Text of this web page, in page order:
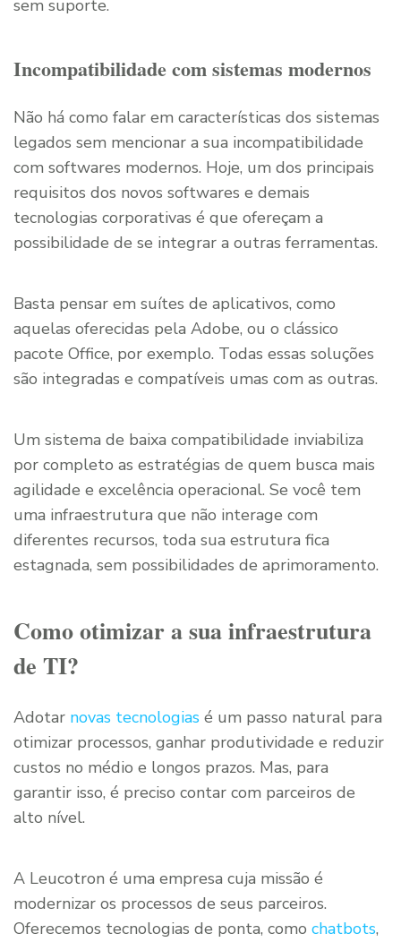
sem suporte.
Incompatibilidade com sistemas modernos
Não há como falar em características dos sistemas
legados sem mencionar a sua incompatibilidade
com softwares modernos. Hoje, um dos principais
requisitos dos novos softwares e demais
tecnologias corporativas é que ofereçam a
possibilidade de se integrar a outras ferramentas.
Basta pensar em suítes de aplicativos, como
aquelas oferecidas pela Adobe, ou o clássico
pacote Office, por exemplo. Todas essas soluções
são integradas e compatíveis umas com as outras.
Um sistema de baixa compatibilidade inviabiliza
por completo as estratégias de quem busca mais
agilidade e excelência operacional. Se você tem
uma infraestrutura que não interage com
diferentes recursos, toda sua estrutura fica
estagnada, sem possibilidades de aprimoramento.
Como otimizar a sua infraestrutura
de TI?
Adotar novas tecnologias é um passo natural para
otimizar processos, ganhar produtividade e reduzir
custos no médio e longos prazos. Mas, para
garantir isso, é preciso contar com parceiros de
alto nível.
A Leucotron é uma empresa cuja missão é
modernizar os processos de seus parceiros.
Oferecemos tecnologias de ponta, como chatbots,